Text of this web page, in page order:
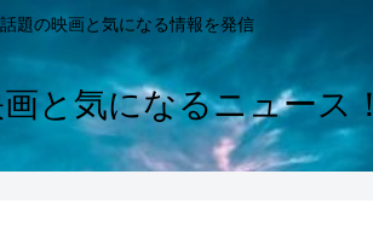
話題の映画と気になる情報を発信
と気になるニュース！